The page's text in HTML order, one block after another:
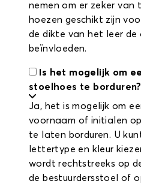
nemen om er zeker van
hoezen geschikt zijn
de dikte van het leer de
beïnvloeden.
Is het mogelijk om
stoelhoes te borduren?
Ja, het is mogelijk om
voornaam of initialen
te laten borduren. U
lettertype en kleur
wordt rechtstreeks op
de bestuurdersstoel of